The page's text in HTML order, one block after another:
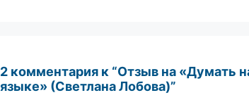
2 комментария к “Отзыв на «Думать
языке» (Светлана Лобова)”